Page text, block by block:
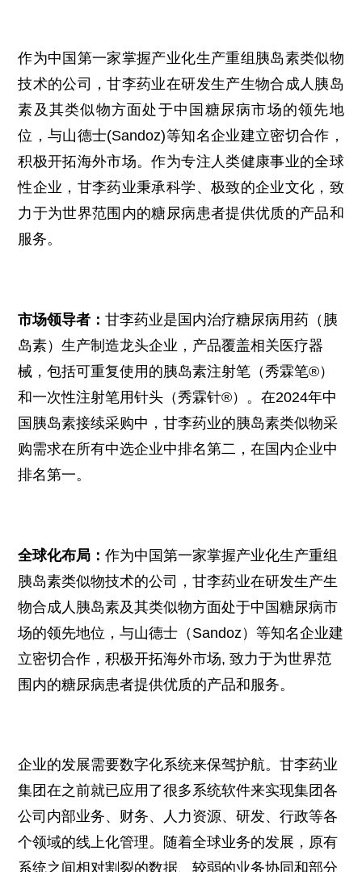
作为中国第一家掌握产业化生产重组胰岛素类似物
技术的公司，甘李药业在研发生产生物合成人胰岛
素及其类似物方面处于中国糖尿病市场的领先地
位，与山德士(Sandoz)等知名企业建立密切合作，
积极开拓海外市场。作为专注人类健康事业的全球
性企业，甘李药业秉承科学、极致的企业文化，致
力于为世界范围内的糖尿病患者提供优质的产品和
服务。
市场领导者：甘李药业是国内治疗糖尿病用药（胰
岛素）生产制造龙头企业，产品覆盖相关医疗器
械，包括可重复使用的胰岛素注射笔（秀霖笔®）
和一次性注射笔用针头（秀霖针®）。在2024年中
国胰岛素接续采购中，甘李药业的胰岛素类似物采
购需求在所有中选企业中排名第二，在国内企业中
排名第一。
全球化布局：作为中国第一家掌握产业化生产重组
胰岛素类似物技术的公司，甘李药业在研发生产生
物合成人胰岛素及其类似物方面处于中国糖尿病市
场的领先地位，与山德士（Sandoz）等知名企业建
立密切合作，积极开拓海外市场, 致力于为世界范
围内的糖尿病患者提供优质的产品和服务。
企业的发展需要数字化系统来保驾护航。甘李药业
集团在之前就已应用了很多系统软件来实现集团各
公司内部业务、财务、人力资源、研发、行政等各
个领域的线上化管理。随着全球业务的发展，原有
系统之间相对割裂的数据、较弱的业务协同和部分